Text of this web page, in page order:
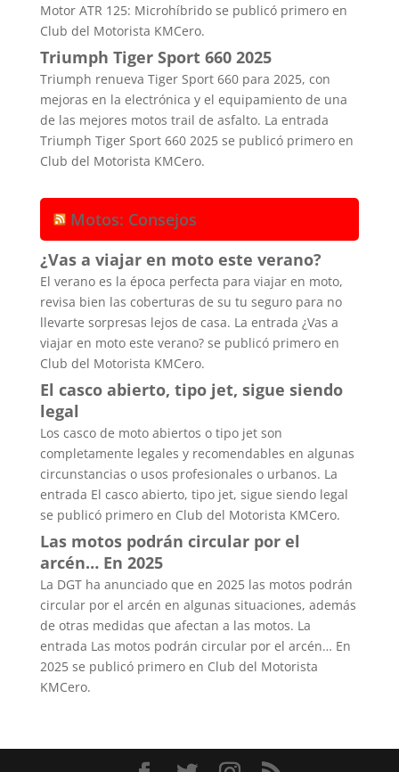
Motor ATR 125: Microhíbrido se publicó primero en
Club del Motorista KMCero.
Triumph Tiger Sport 660 2025
Triumph renueva Tiger Sport 660 para 2025, con
mejoras en la electrónica y el equipamiento de una
de las mejores motos trail de asfalto. La entrada
Triumph Tiger Sport 660 2025 se publicó primero en
Club del Motorista KMCero.
Motos: Consejos
¿Vas a viajar en moto este verano?
El verano es la época perfecta para viajar en moto,
revisa bien las coberturas de su tu seguro para no
llevarte sorpresas lejos de casa. La entrada ¿Vas a
viajar en moto este verano? se publicó primero en
Club del Motorista KMCero.
El casco abierto, tipo jet, sigue siendo
legal
Los casco de moto abiertos o tipo jet son
completamente legales y recomendables en algunas
circunstancias o usos profesionales o urbanos. La
entrada El casco abierto, tipo jet, sigue siendo legal
se publicó primero en Club del Motorista KMCero.
Las motos podrán circular por el
arcén… En 2025
La DGT ha anunciado que en 2025 las motos podrán
circular por el arcén en algunas situaciones, además
de otras medidas que afectan a las motos. La
entrada Las motos podrán circular por el arcén… En
2025 se publicó primero en Club del Motorista
KMCero.